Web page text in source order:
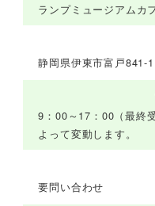
ランプミュージアムカ
静岡県伊東市富戸841-1
9：00～17：00（最終
よって変動します。
要問い合わせ